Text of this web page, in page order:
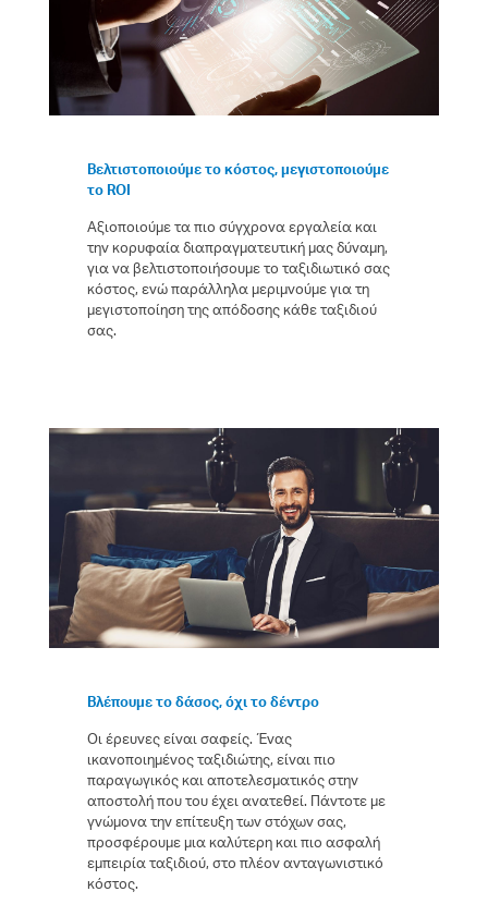
Βελτιστοποιούμε το κόστος, μεγιστοποιούμε
το ROI
Αξιοποιούμε τα πιο σύγχρονα εργαλεία και
την κορυφαία διαπραγματευτική μας δύναμη,
για να βελτιστοποιήσουμε το ταξιδιωτικό σας
κόστος, ενώ παράλληλα μεριμνούμε για τη
μεγιστοποίηση της απόδοσης κάθε ταξιδιού
σας.
Βλέπουμε το δάσος, όχι το δέντρο
Οι έρευνες είναι σαφείς. Ένας
ικανοποιημένος ταξιδιώτης, είναι πιο
παραγωγικός και αποτελεσματικός στην
αποστολή που του έχει ανατεθεί. Πάντοτε με
γνώμονα την επίτευξη των στόχων σας,
προσφέρουμε μια καλύτερη και πιο ασφαλή
εμπειρία ταξιδιού, στο πλέον ανταγωνιστικό
κόστος.